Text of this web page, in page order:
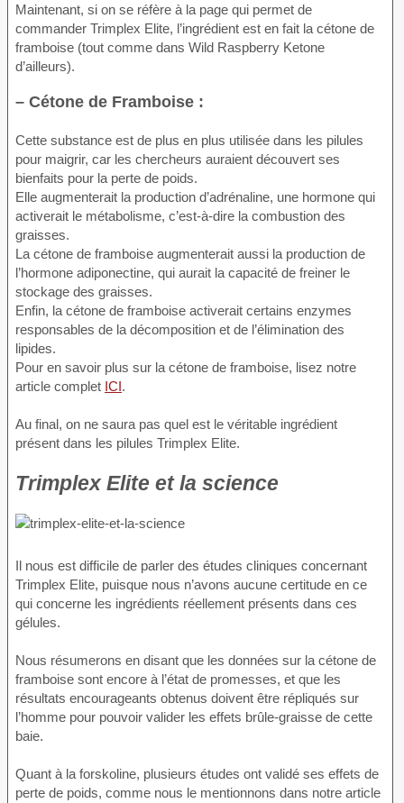
Maintenant, si on se réfère à la page qui permet de
commander Trimplex Elite, l’ingrédient est en fait la cétone de
framboise (tout comme dans Wild Raspberry Ketone
d’ailleurs).
– Cétone de Framboise :
Cette substance est de plus en plus utilisée dans les pilules
pour maigrir, car les chercheurs auraient découvert ses
bienfaits pour la perte de poids.
Elle augmenterait la production d’adrénaline, une hormone qui
activerait le métabolisme, c’est-à-dire la combustion des
graisses.
La cétone de framboise augmenterait aussi la production de
l’hormone adiponectine, qui aurait la capacité de freiner le
stockage des graisses.
Enfin, la cétone de framboise activerait certains enzymes
responsables de la décomposition et de l’élimination des
lipides.
Pour en savoir plus sur la cétone de framboise, lisez notre
article complet ICI.
Au final, on ne saura pas quel est le véritable ingrédient
présent dans les pilules Trimplex Elite.
Trimplex Elite et la science
Il nous est difficile de parler des études cliniques concernant
Trimplex Elite, puisque nous n’avons aucune certitude en ce
qui concerne les ingrédients réellement présents dans ces
gélules.
Nous résumerons en disant que les données sur la cétone de
framboise sont encore à l’état de promesses, et que les
résultats encourageants obtenus doivent être répliqués sur
l’homme pour pouvoir valider les effets brûle-graisse de cette
baie.
Quant à la forskoline, plusieurs études ont validé ses effets de
perte de poids, comme nous le mentionnons dans notre article